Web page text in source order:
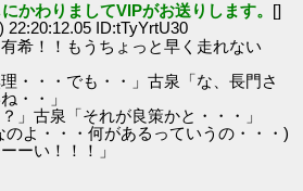
かわりましてVIPがお送りします。 []
22:20:12.05 ID:tTyYrtU30
希！！もうちょっと早く走れない
・・・でも・・」古泉「な、長門さ
・・」
」古泉「それが良策かと・・・」
よ・・・何があるっていうの・・・)
ーい！！！」